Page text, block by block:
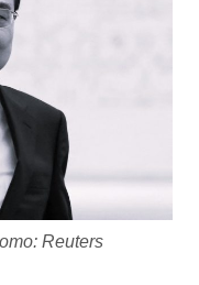
Reuters